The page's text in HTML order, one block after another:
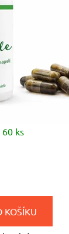
60 ks
KOŠÍKU